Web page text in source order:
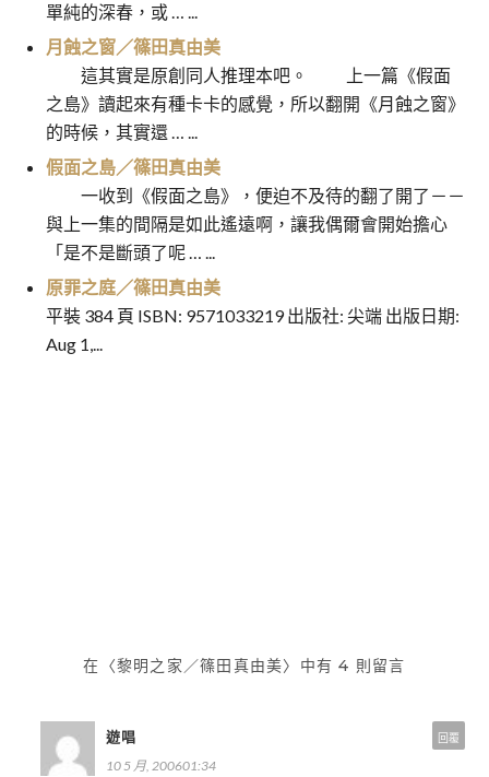
單純的深春，或 … ...
月蝕之窗／篠田真由美
這其實是原創同人推理本吧。 上一篇《假面
之島》讀起來有種卡卡的感覺，所以翻開《月蝕之窗》
的時候，其實還 … ...
假面之島／篠田真由美
一收到《假面之島》，便迫不及待的翻了開了－－
與上一集的間隔是如此遙遠啊，讓我偶爾會開始擔心
「是不是斷頭了呢 … ...
原罪之庭／篠田真由美
平裝 384 頁 ISBN: 9571033219 出版社: 尖端 出版日期:
Aug 1,...
在〈黎明之家／篠田真由美〉中有 4 則留言
遊唱
10 5 月, 200601:34
回覆